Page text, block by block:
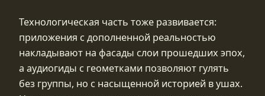
Технологическая часть тоже развивается:
приложения с дополненной реальностью
накладывают на фасады слои прошедших эпох,
а аудиогиды с геометками позволяют гулять
без группы, но с насыщенной историей в ушах.